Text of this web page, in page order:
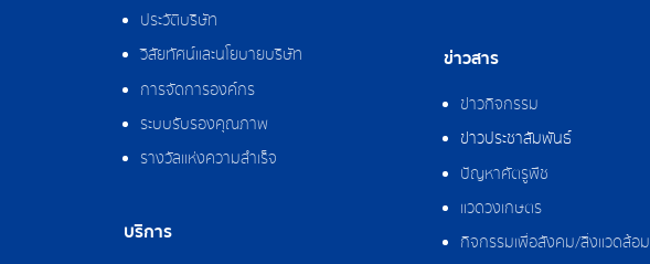
ประวัติบริษัท
วิสัยทัศน์และนโยบายบริษัท
การจัดการองค์กร
ระบบรับรองคุณภาพ
รางวัลแห่งความสำเร็จ
บริการ
ข่าวสาร
ข่าวกิจกรรม
ข่าวประชาสัมพันธ์
ปัญหาศัตรูพืช
แวดวงเกษตร
กิจกรรมเพื่อสังคม/สิ่งแวดล้อม